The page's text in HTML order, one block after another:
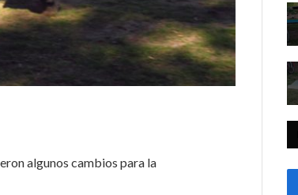
algunos cambios para la